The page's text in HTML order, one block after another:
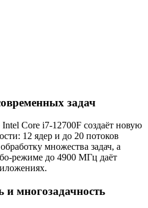
задач
Core i7-12700F создаёт новую
12 ядер и до 20 потоков
множества задач, а
до 4900 МГц даёт
и многозадачность